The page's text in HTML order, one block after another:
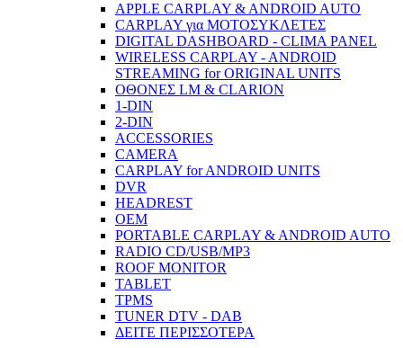
APPLE CARPLAY & ANDROID AUTO
CARPLAY για ΜΟΤΟΣΥΚΛΕΤΕΣ
DIGITAL DASHBOARD - CLIMA PANEL
WIRELESS CARPLAY - ANDROID
STREAMING for ORIGINAL UNITS
ΟΘΟΝΕΣ LM & CLARION
1-DIN
2-DIN
ACCESSORIES
CAMERA
CARPLAY for ANDROID UNITS
DVR
HEADREST
OEM
PORTABLE CARPLAY & ANDROID AUTO
RADIO CD/USB/MP3
ROOF MONITOR
TABLET
TPMS
TUNER DTV - DAB
ΔΕΙΤΕ ΠΕΡΙΣΣΟΤΕΡΑ